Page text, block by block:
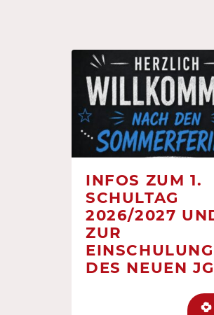
INFOS ZUM 1.
SCHULTAG
2026/2027
ZUR
EINSCHULUNG
DES NEUEN